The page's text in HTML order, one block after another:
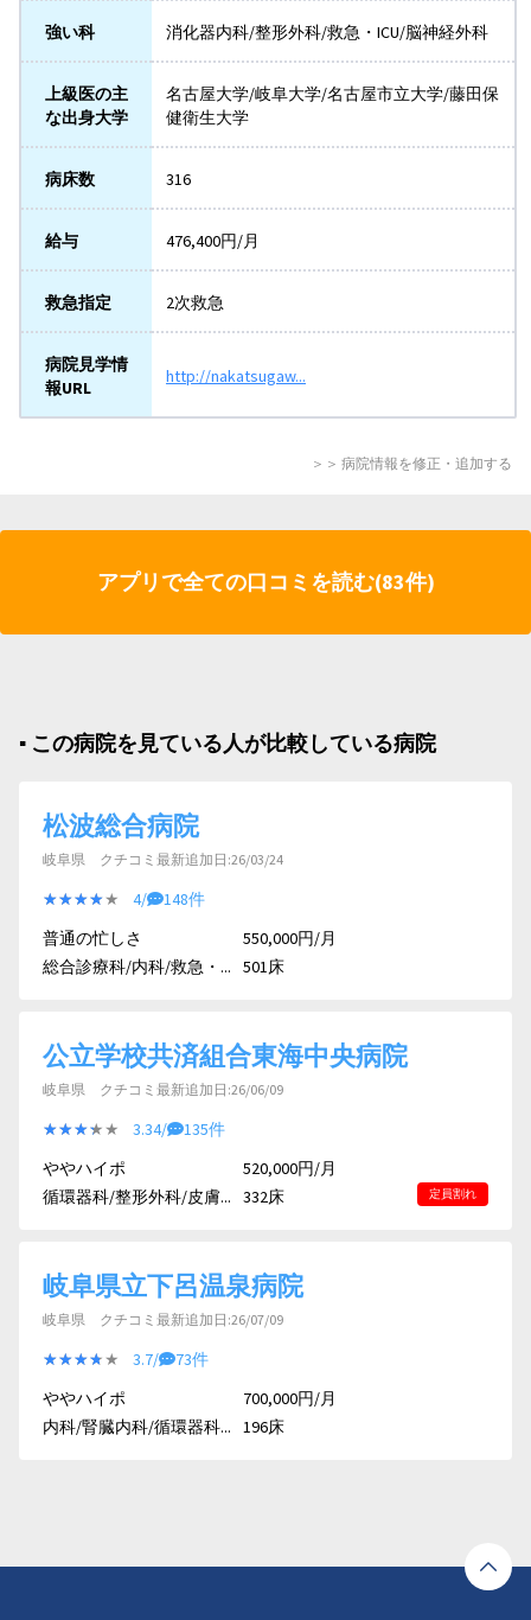
強い科 消化器内科/整形外科/救急・ICU/脳神経外科
上級医の主
な出身大学
名古屋大学/岐阜大学/名古屋市立大学/藤田保
健衛生大学
病床数 316
給与 476,400円/月
救急指定 2次救急
病院見学情
報URL
http://nakatsugaw...
＞＞ 病院情報を修正・追加する
アプリで全ての口コミを読む(83件)
▪︎ この病院を見ている人が比較している病院
松波総合病院
岐阜県 クチコミ最新追加日:26/03/24
★★★★★
★★★★★ 4/
148件
普通の忙しさ
総合診療科/内科/救急・...
550,000円/月
501床
公立学校共済組合東海中央病院
岐阜県 クチコミ最新追加日:26/06/09
★★★★★
★★★★★ 3.34/
135件
ややハイポ
循環器科/整形外科/皮膚...
520,000円/月
332床
定員割れ
岐阜県立下呂温泉病院
岐阜県 クチコミ最新追加日:26/07/09
★★★★★
★★★★★ 3.7/
73件
ややハイポ
内科/腎臓内科/循環器科...
700,000円/月
196床